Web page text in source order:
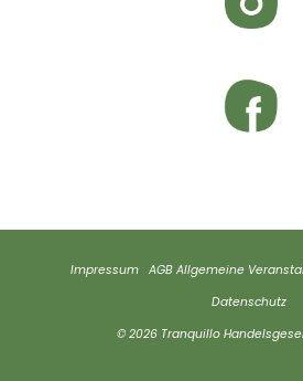
Impressum AGB Allgemeine
Datenschutz
© 2026 Tranquillo